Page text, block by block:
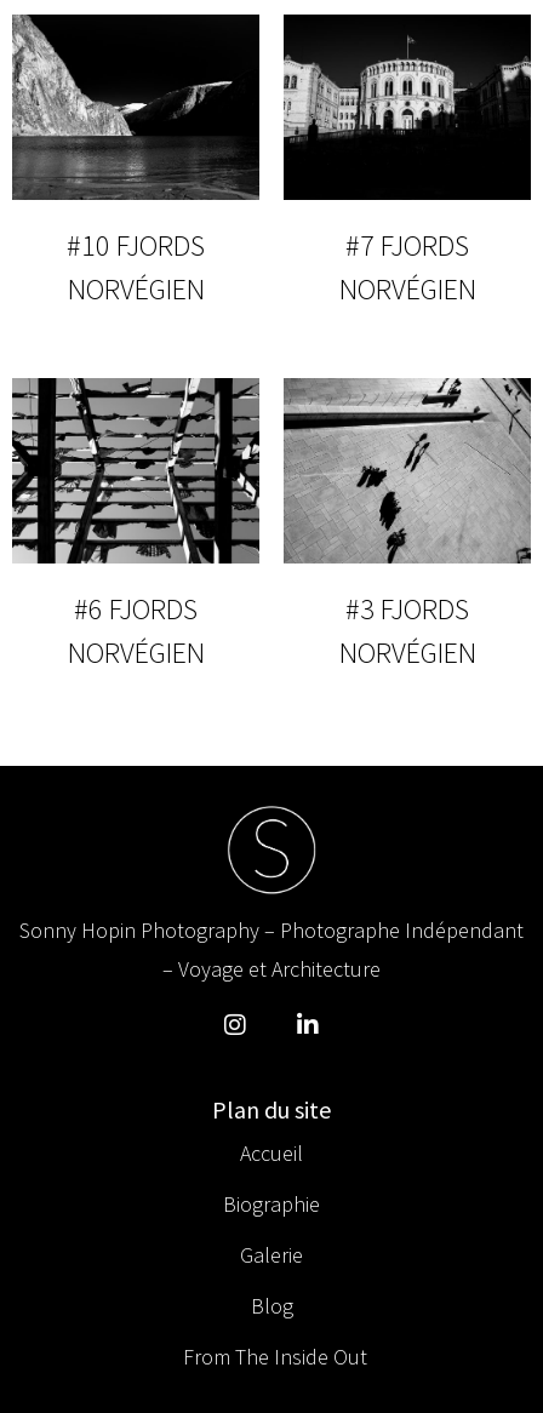
#10 FJORDS
NORVÉGIEN
#7 FJORDS
NORVÉGIEN
#6 FJORDS
NORVÉGIEN
#3 FJORDS
NORVÉGIEN
Sonny Hopin Photography – Photographe Indépendant
– Voyage et Architecture
Plan du site
Accueil
Biographie
Galerie
Blog
From The Inside Out